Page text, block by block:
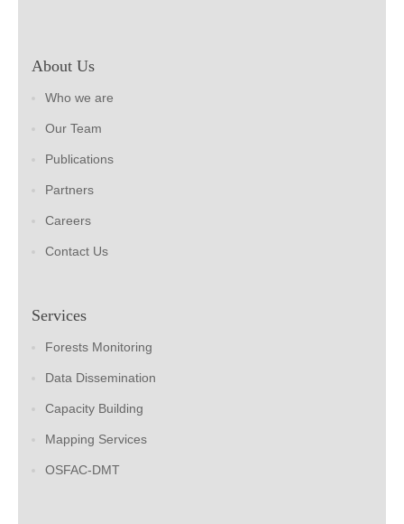
About Us
Who we are
Our Team
Publications
Partners
Careers
Contact Us
Services
Forests Monitoring
Data Dissemination
Capacity Building
Mapping Services
OSFAC-DMT